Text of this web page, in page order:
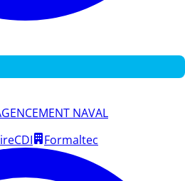
NAVAL
CDI Formaltec